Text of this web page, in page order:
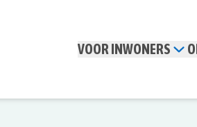
VOOR INWONERS